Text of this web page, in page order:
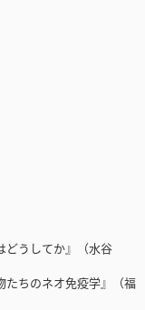
どうしてか』（水谷
たちのネオ免疫学』（福